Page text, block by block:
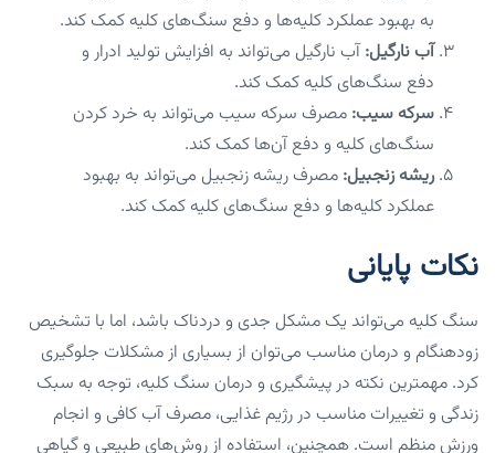
به بهبود عملکرد کلیه‌ها و دفع سنگ‌های کلیه کمک کند.
آب نارگیل:آب نارگیل می‌تواند به افزایش تولید ادرار و
دفع سنگ‌های کلیه کمک کند.
سرکه سیب: مصرف سرکه سیب می‌تواند به خرد کردن
سنگ‌های کلیه و دفع آن‌ها کمک کند.
ریشه زنجبیل: مصرف ریشه زنجبیل می‌تواند به بهبود
عملکرد کلیه‌ها و دفع سنگ‌های کلیه کمک کند.
نکات پایانی
سنگ کلیه می‌تواند یک مشکل جدی و دردناک باشد، اما با تشخیص
زودهنگام و درمان مناسب می‌توان از بسیاری از مشکلات جلوگیری
کرد. مهمترین نکته در پیشگیری و درمان سنگ کلیه، توجه به سبک
زندگی و تغییرات مناسب در رژیم غذایی، مصرف آب کافی و انجام
ورزش منظم است. همچنین، استفاده از روش‌های طبیعی و گیاهی